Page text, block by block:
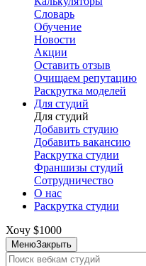
Словарь
Обучение
Новости
Акции
Оставить отзыв
Очищаем репутацию
Раскрутка моделей
Для студий
Для студий
Добавить студию
Добавить вакансию
Раскрутка студии
Франшизы студий
Сотрудничество
О нас
Раскрутка студии
Хочу $1000
МенюЗакрыть